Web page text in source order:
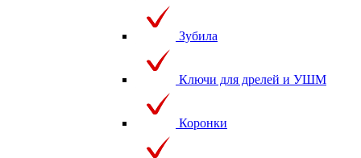
Зубила
Ключи для дрелей и УШМ
Коронки